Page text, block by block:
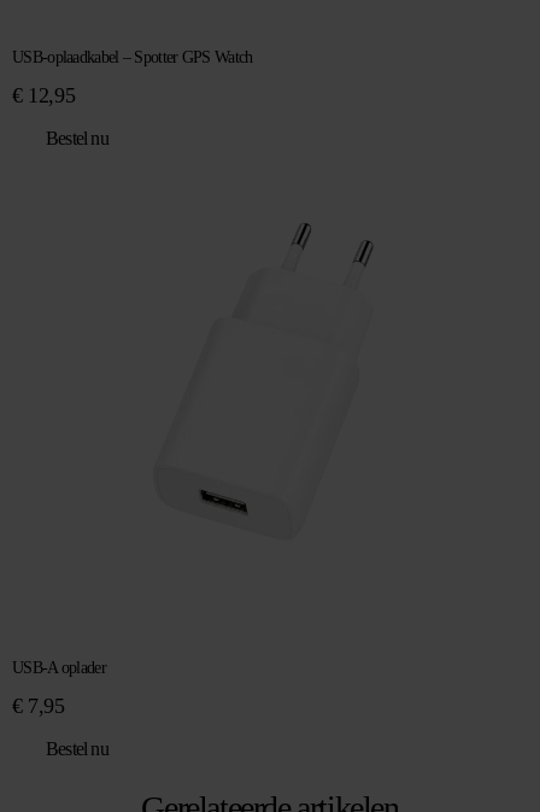
USB-oplaadkabel – Spotter GPS Watch
€12,95
Bestel nu
USB-A oplader
€7,95
Bestel nu